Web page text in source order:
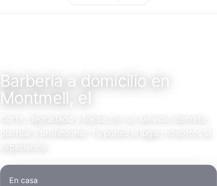
Barbería a domicilio en
Montmell, el
Corte, degradado y barba con un servicio discreto,
puntual y profesional. Tú pones el lugar, nosotros la
En casa